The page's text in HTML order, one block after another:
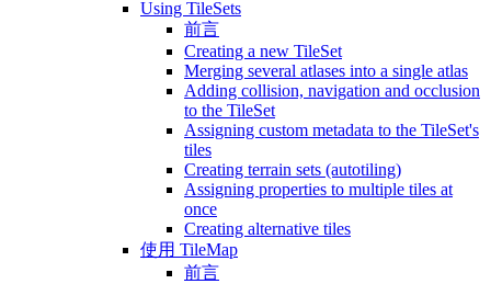
Using TileSets
前言
Creating a new TileSet
Merging several atlases into a single atlas
Adding collision, navigation and occlusion
to the TileSet
Assigning custom metadata to the TileSet's
tiles
Creating terrain sets (autotiling)
Assigning properties to multiple tiles at
once
Creating alternative tiles
使用 TileMap
前言